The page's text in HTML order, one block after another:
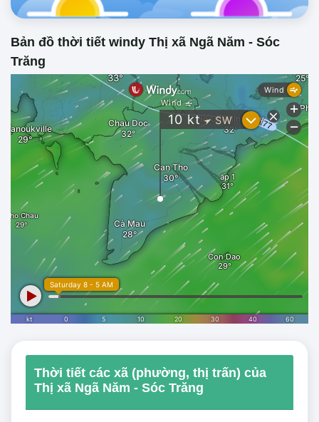
Bản đồ thời tiết windy Thị xã Ngã Năm - Sóc
Trăng
Thời tiết các xã (phường, thị trấn) của
Thị xã Ngã Năm - Sóc Trăng